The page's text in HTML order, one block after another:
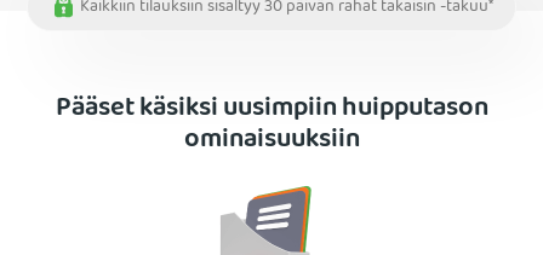
Kaikkiin tilauksiin sisältyy 30 päivän rahat takaisin -takuu*
Pääset käsiksi uusimpiin huipputason
ominaisuuksiin